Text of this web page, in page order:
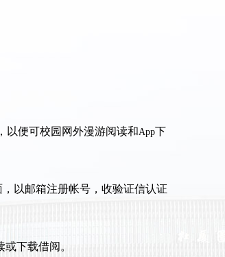
以便可校园网外漫游阅读和App下
以邮箱注册帐号，收验证信认证
或下载借阅。